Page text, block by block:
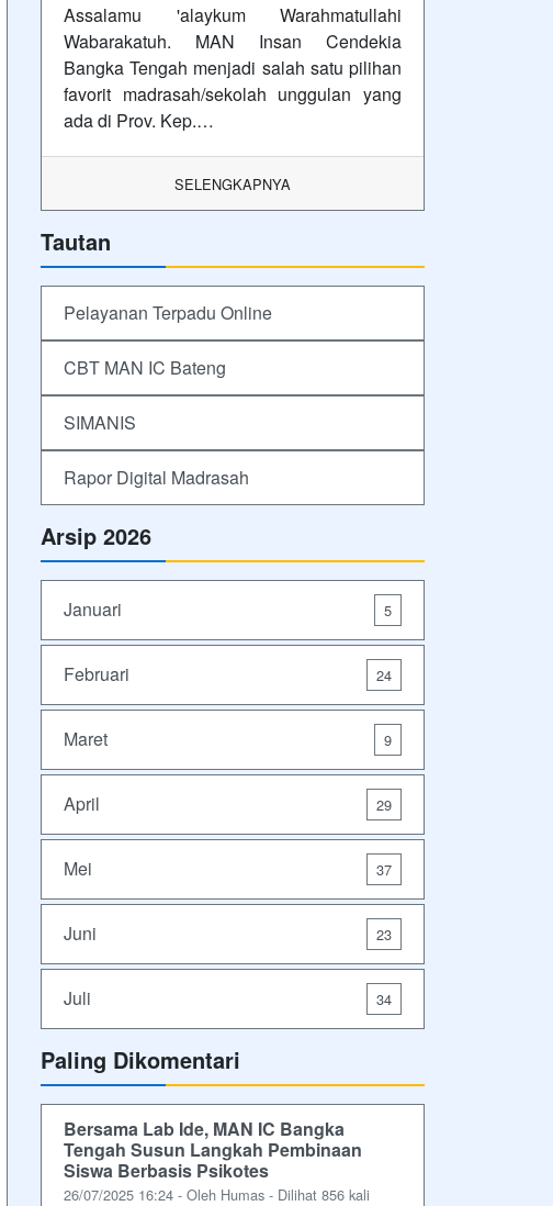
Assalamu 'alaykum Warahmatullahi
Wabarakatuh. MAN Insan Cendekia
Bangka Tengah menjadi salah satu pilihan
favorit madrasah/sekolah unggulan yang
ada di Prov. Kep.…
SELENGKAPNYA
Tautan
Pelayanan Terpadu Online
CBT MAN IC Bateng
SIMANIS
Rapor Digital Madrasah
Arsip 2026
Januari 5
Februari 24
Maret 9
April 29
Mei 37
Juni 23
Juli 34
Paling Dikomentari
Bersama Lab Ide, MAN IC Bangka
Tengah Susun Langkah Pembinaan
Siswa Berbasis Psikotes
26/07/2025 16:24 - Oleh Humas - Dilihat 856 kali